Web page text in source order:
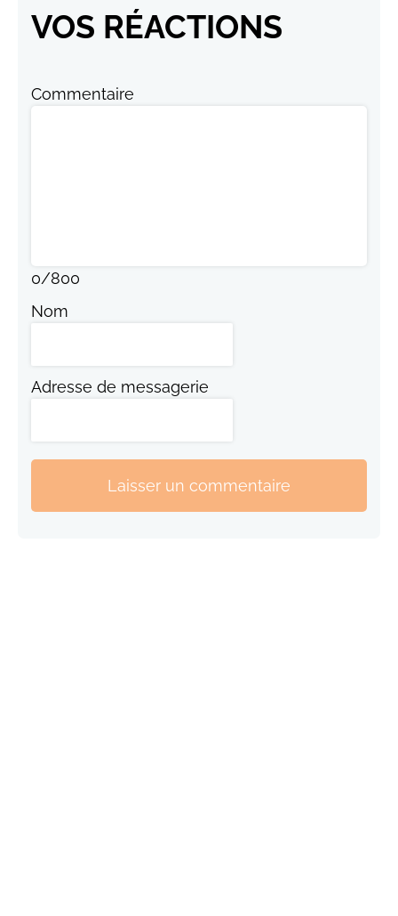
VOS RÉACTIONS
Commentaire
0/800
Nom
Adresse de messagerie
Laisser un commentaire